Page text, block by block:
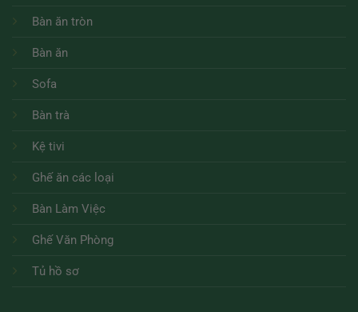
Bàn ăn tròn
Bàn ăn
Sofa
Bàn trà
Kệ tivi
Ghế ăn các loại
Bàn Làm Việc
Ghế Văn Phòng
Tủ hồ sơ